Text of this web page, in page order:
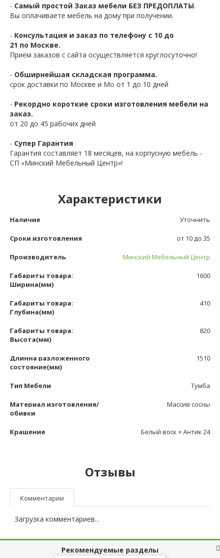
- Самый простой Заказ мебели БЕЗ ПРЕДОПЛАТЫ.
Вы оплачиваете мебель на дому при получении.
- Консультация и заказ по телефону с 10 до
21 по Москве.
Приём заказов с сайта осуществляется круглосуточно!
- Обширнейшая складская программа.
срок доставки по Москве и Мо от 1 до 10 дней
- Рекордно короткие сроки изготовления мебели на
заказ.
от 20 до 45 рабочих дней
- Супер Гарантия
Гарантия составляет 18 месяцев, на корпусную мебель -
СП «Минский Мебельный Центр»!
Характеристики
Наличие Уточнить
Сроки изготовления от 10 до 35
Производитель Минский Мебельный Центр
Габариты товара:
Ширина(мм)
1600
Габариты товара:
Глубина(мм)
410
Габариты товара:
Высота(мм)
820
Длинна разложенного
состояние(мм)
1510
Тип Мебели Тумба
Материал изготовления/
обивки
Массив сосны
Крашение Белый воск + Антик 24
Отзывы
Комментарии
Загрузка комментариев...
Рекомендуемые разделы